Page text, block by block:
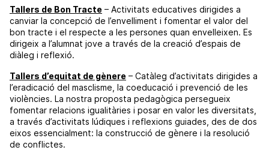
Tallers de Bon Tracte – Activitats educatives dirigides a
canviar la concepció de l’envelliment i fomentar el valor del
bon tracte i el respecte a les persones quan envelleixen. Es
dirigeix a l’alumnat jove a través de la creació d’espais de
diàleg i reflexió.
Tallers d’equitat de gènere – Catàleg d’activitats dirigides a
l’eradicació del masclisme, la coeducació i prevenció de les
violències. La nostra proposta pedagògica persegueix
fomentar relacions igualitàries i posar en valor les diversitats,
a través d’activitats lúdiques i reflexions guiades, des de dos
eixos essencialment: la construcció de gènere i la resolució
de conflictes.